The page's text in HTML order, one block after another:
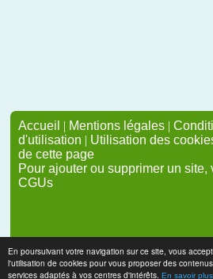
En poursuivant votre navigation sur ce site, vous
l'utilisation de cookies pour vous proposer des
services adaptés à vos centres d'intérêts. En savoir plus
Accueil | Mentions légales |
d'utilisation | Utilisation des
de cette page
Pour ajouter ou supprimer un site,
CGUs